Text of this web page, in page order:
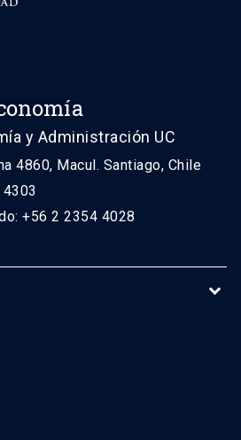
y Administración UC
4860, Macul. Santiago, Chile
+56 2 2354 4028